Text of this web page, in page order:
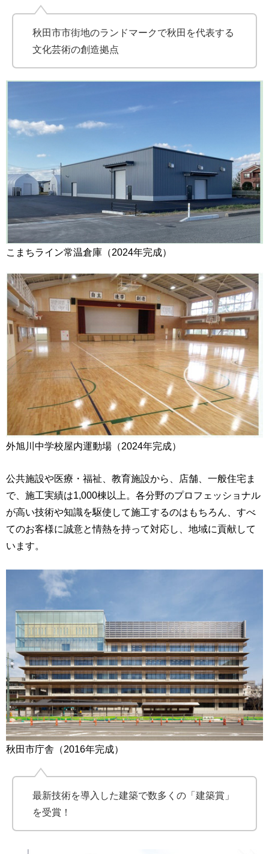
秋田市市街地のランドマークで秋田を代表する
文化芸術の創造拠点
こまちライン常温倉庫（2024年完成）
外旭川中学校屋内運動場（2024年完成）
公共施設や医療・福祉、教育施設から、店舗、一般住宅ま
で、施工実績は1,000棟以上。各分野のプロフェッショナル
が高い技術や知識を駆使して施工するのはもちろん、すべ
てのお客様に誠意と情熱を持って対応し、地域に貢献して
います。
秋田市庁舎（2016年完成）
最新技術を導入した建築で数多くの「建築賞」
を受賞！